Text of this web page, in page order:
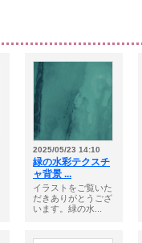
2025/05/23 14:10
緑の水彩テクスチ
ャ背景 ...
イラストをご覧いた
だきありがとうござ
います。緑の水...